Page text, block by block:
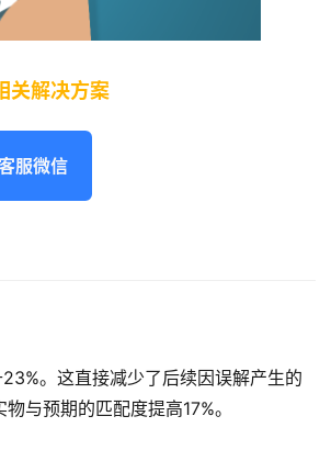
关解决方案
服微信
。这直接减少了后续因误解产生的
与预期的匹配度提高17%。